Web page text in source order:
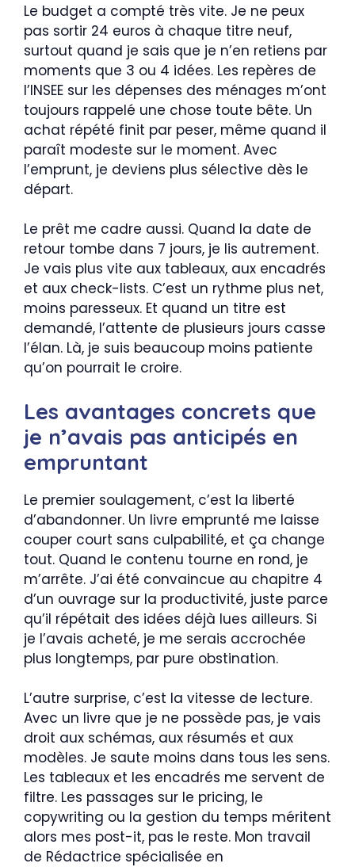
Le budget a compté très vite. Je ne peux
pas sortir 24 euros à chaque titre neuf,
surtout quand je sais que je n’en retiens par
moments que 3 ou 4 idées. Les repères de
l’INSEE sur les dépenses des ménages m’ont
toujours rappelé une chose toute bête. Un
achat répété finit par peser, même quand il
paraît modeste sur le moment. Avec
l’emprunt, je deviens plus sélective dès le
départ.
Le prêt me cadre aussi. Quand la date de
retour tombe dans 7 jours, je lis autrement.
Je vais plus vite aux tableaux, aux encadrés
et aux check-lists. C’est un rythme plus net,
moins paresseux. Et quand un titre est
demandé, l’attente de plusieurs jours casse
l’élan. Là, je suis beaucoup moins patiente
qu’on pourrait le croire.
Les avantages concrets que
je n’avais pas anticipés en
empruntant
Le premier soulagement, c’est la liberté
d’abandonner. Un livre emprunté me laisse
couper court sans culpabilité, et ça change
tout. Quand le contenu tourne en rond, je
m’arrête. J’ai été convaincue au chapitre 4
d’un ouvrage sur la productivité, juste parce
qu’il répétait des idées déjà lues ailleurs. Si
je l’avais acheté, je me serais accrochée
plus longtemps, par pure obstination.
L’autre surprise, c’est la vitesse de lecture.
Avec un livre que je ne possède pas, je vais
droit aux schémas, aux résumés et aux
modèles. Je saute moins dans tous les sens.
Les tableaux et les encadrés me servent de
filtre. Les passages sur le pricing, le
copywriting ou la gestion du temps méritent
alors mes post-it, pas le reste. Mon travail
de Rédactrice spécialisée en